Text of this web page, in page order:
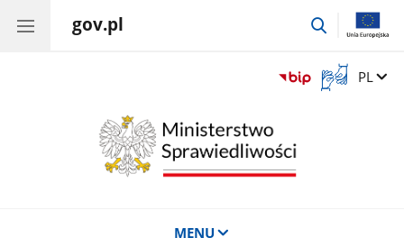
gov.pl
przejdź
Otwórz
okno
Zmień
PL
MENU